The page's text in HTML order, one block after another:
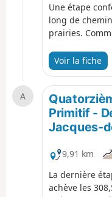
Une étape
long de
prairies.
547 et à
itinéraire
qui nous
parcourir lors
à la messe
midi dans la
Compostelle.
Voir la fiche
A
Primitif -
Jacques-
9,91 km
La dernière
achève les